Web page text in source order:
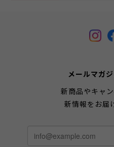
メールマガ
新商品やキャ
新情報をお届